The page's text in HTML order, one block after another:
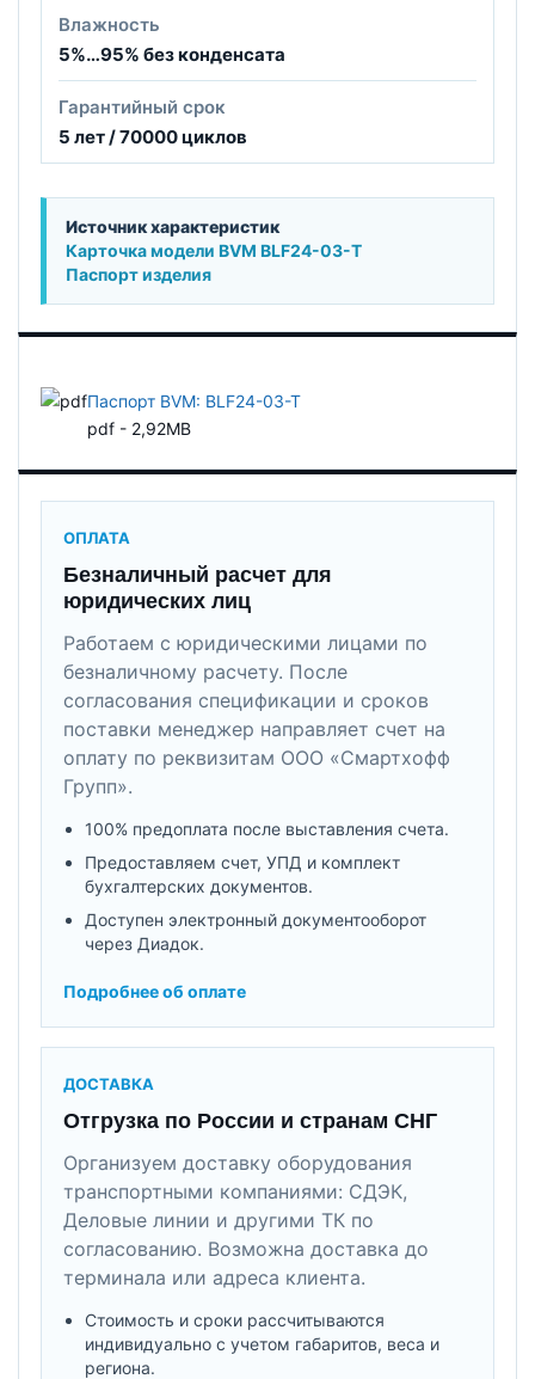
Влажность
5%…95% без конденсата
Гарантийный срок
5 лет / 70000 циклов
Источник характеристик
Карточка модели BVM BLF24-03-T
Паспорт изделия
Паспорт BVM: BLF24-03-T
pdf - 2,92MB
ОПЛАТА
Безналичный расчет для
юридических лиц
Работаем с юридическими лицами по
безналичному расчету. После
согласования спецификации и сроков
поставки менеджер направляет счет на
оплату по реквизитам ООО «Смартхофф
Групп».
100% предоплата после выставления счета.
Предоставляем счет, УПД и комплект
бухгалтерских документов.
Доступен электронный документооборот
через Диадок.
Подробнее об оплате
ДОСТАВКА
Отгрузка по России и странам СНГ
Организуем доставку оборудования
транспортными компаниями: СДЭК,
Деловые линии и другими ТК по
согласованию. Возможна доставка до
терминала или адреса клиента.
Стоимость и сроки рассчитываются
индивидуально с учетом габаритов, веса и
региона.